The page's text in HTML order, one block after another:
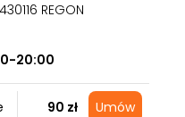
REGON
20:00
90 zł Umów